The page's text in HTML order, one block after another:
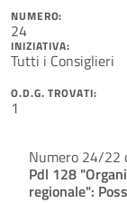
NUMERO:
24
INIZIATIVA:
Tutti i Consiglieri
O.D.G. TROVATI:
1
Numero 24/
Pdl 128
regionale":